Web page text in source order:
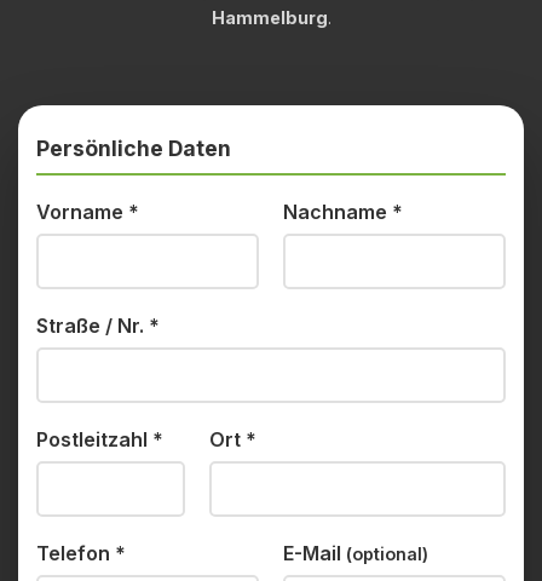
Hammelburg.
Persönliche Daten
Vorname * Nachname *
Straße / Nr. *
Postleitzahl * Ort *
Telefon * E-Mail (optional)